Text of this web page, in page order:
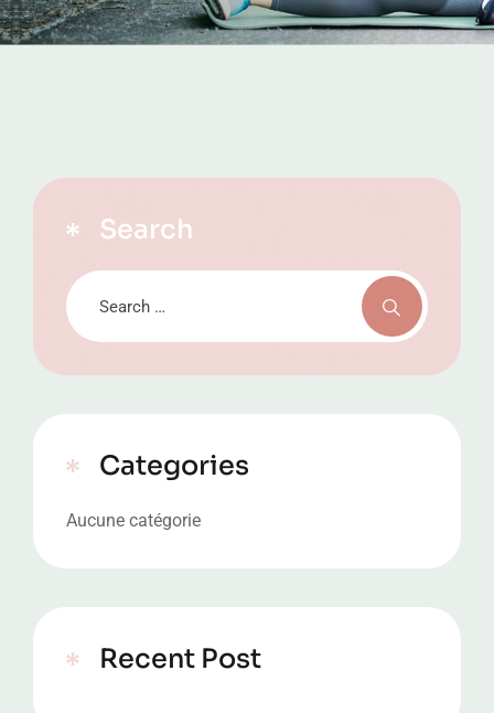
Search
Categories
Aucune catégorie
Recent Post